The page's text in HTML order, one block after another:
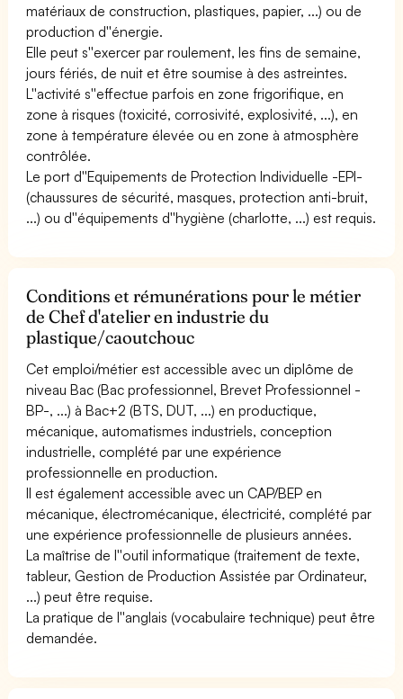
matériaux de construction, plastiques, papier, ...) ou de
production d''énergie.
Elle peut s''exercer par roulement, les fins de semaine,
jours fériés, de nuit et être soumise à des astreintes.
L''activité s''effectue parfois en zone frigorifique, en
zone à risques (toxicité, corrosivité, explosivité, ...), en
zone à température élevée ou en zone à atmosphère
contrôlée.
Le port d''Equipements de Protection Individuelle -EPI-
(chaussures de sécurité, masques, protection anti-bruit,
...) ou d''équipements d''hygiène (charlotte, ...) est requis.
Conditions et rémunérations pour le métier
de Chef d'atelier en industrie du
plastique/caoutchouc
Cet emploi/métier est accessible avec un diplôme de
niveau Bac (Bac professionnel, Brevet Professionnel -
BP-, ...) à Bac+2 (BTS, DUT, ...) en productique,
mécanique, automatismes industriels, conception
industrielle, complété par une expérience
professionnelle en production.
Il est également accessible avec un CAP/BEP en
mécanique, électromécanique, électricité, complété par
une expérience professionnelle de plusieurs années.
La maîtrise de l''outil informatique (traitement de texte,
tableur, Gestion de Production Assistée par Ordinateur,
...) peut être requise.
La pratique de l''anglais (vocabulaire technique) peut être
demandée.